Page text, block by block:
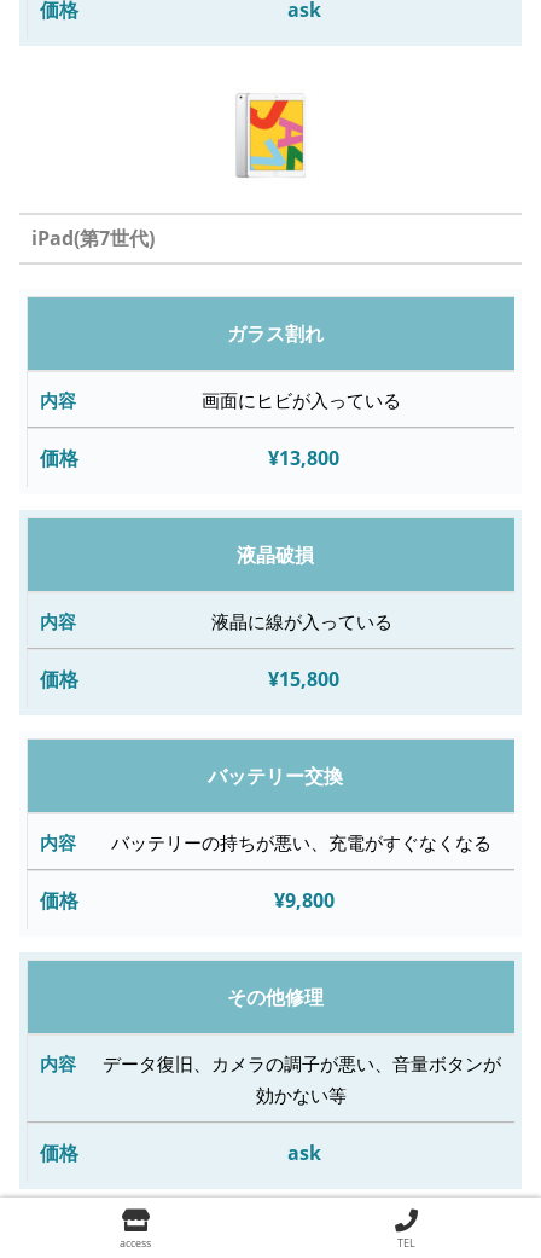
ask
iPad(第7世代)
理
内
容
故
容
修
理
ガラス割れ
画面にヒビが入っている
¥13,800
液晶破損
液晶に線が入っている
¥15,800
バッテリー交換
バッテリーの持ちが悪い、充電がすぐなくなる
¥9,800
その他修理
データ復旧、カメラの調子が悪い、音量ボタンが
効かない等
ask
access TEL